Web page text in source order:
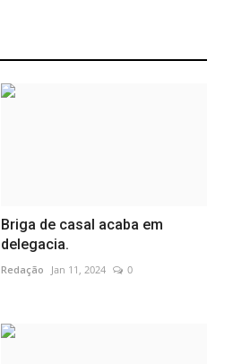
Briga de casal acaba em
delegacia.
Redação Jan 11, 2024 0